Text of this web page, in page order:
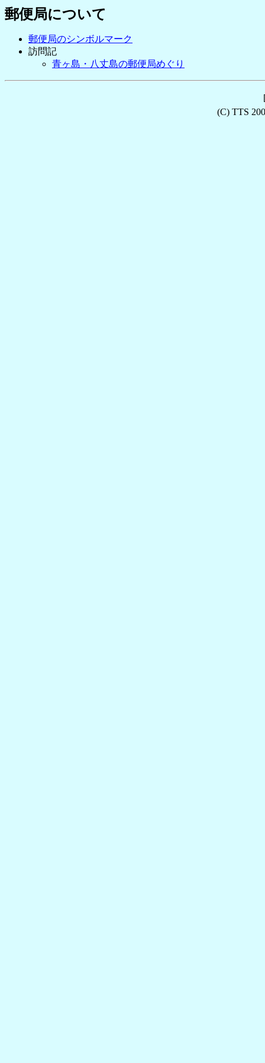
郵便局について
郵便局のシンボルマーク
訪問記
青ヶ島・八丈島の郵便局めぐり
(C) TTS